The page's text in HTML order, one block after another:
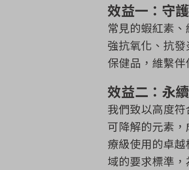
效益一：守
常見的蝦紅素
強抗氧化、抗
保健品，維繫
效益二：永
我們致以高度
可降解的元素
療級使用的卓
域的要求標準